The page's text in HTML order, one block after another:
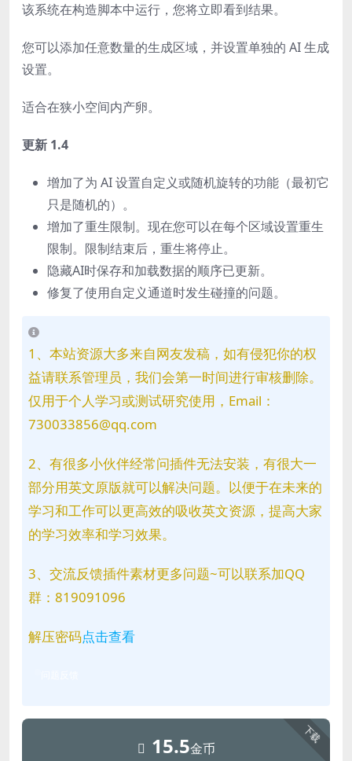
该系统在构造脚本中运行，您将立即看到结果。
您可以添加任意数量的生成区域，并设置单独的 AI 生成
设置。
适合在狭小空间内产卵。
更新 1.4
增加了为 AI 设置自定义或随机旋转的功能（最初它
只是随机的）。
增加了重生限制。现在您可以在每个区域设置重生
限制。限制结束后，重生将停止。
隐藏AI时保存和加载数据的顺序已更新。
修复了使用自定义通道时发生碰撞的问题。
1、本站资源大多来自网友发稿，如有侵犯你的权
益请联系管理员，我们会第一时间进行审核删除。
仅用于个人学习或测试研究使用，Email：
730033856@qq.com
2、有很多小伙伴经常问插件无法安装，有很大一
部分用英文原版就可以解决问题。以便于在未来的
学习和工作可以更高效的吸收英文资源，提高大家
的学习效率和学习效果。
3、交流反馈插件素材更多问题~可以联系加QQ
群：819091096
解压密码点击查看
下载
15.5金币